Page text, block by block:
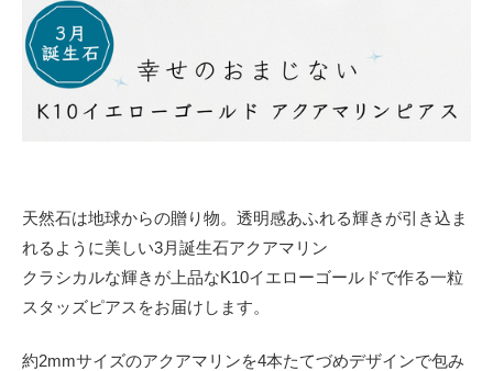
天然石は地球からの贈り物。透明感あふれる輝きが引き込ま
れるように美しい3月誕生石アクアマリン
クラシカルな輝きが上品なK10イエローゴールドで作る一粒
スタッズピアスをお届けします。
約2mmサイズのアクアマリンを4本たてづめデザインで包み